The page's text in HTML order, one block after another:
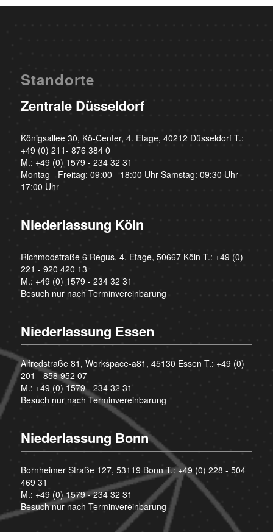
Standorte
Zentrale Düsseldorf
Königsallee 30, Kö-Center, 4. Etage, 40212 Düsseldorf T.:
+49 (0) 211- 876 384 0
M.: +49 (0) 1579 - 234 32 31
Montag - Freitag: 09:00 - 18:00 Uhr Samstag: 09:30 Uhr -
17:00 Uhr
Niederlassung Köln
Richmodstraße 6 Regus, 4. Etage, 50667 Köln T.: +49 (0)
221 - 920 420 13
M.: +49 (0) 1579 - 234 32 31
Besuch nur nach Terminvereinbarung
Niederlassung Essen
Alfredstraße 81, Workspace-a81, 45130 Essen T.: +49 (0)
201 - 858 952 07
M.: +49 (0) 1579 - 234 32 31
Besuch nur nach Terminvereinbarung
Niederlassung Bonn
Bornheimer Straße 127, 53119 Bonn T.:+49 (0) 228 - 504
469 31
M.: +49 (0) 1579 - 234 32 31
Besuch nur nach Terminvereinbarung